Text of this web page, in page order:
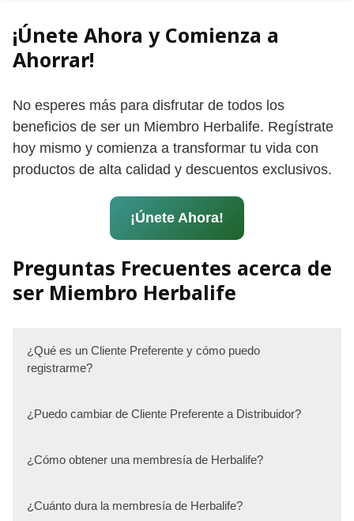
¡Únete Ahora y Comienza a
Ahorrar!
No esperes más para disfrutar de todos los
beneficios de ser un Miembro Herbalife. Regístrate
hoy mismo y comienza a transformar tu vida con
productos de alta calidad y descuentos exclusivos.
¡Únete Ahora!
Preguntas Frecuentes acerca de
ser Miembro Herbalife
¿Qué es un Cliente Preferente y cómo puedo
registrarme?
¿Puedo cambiar de Cliente Preferente a Distribuidor?
¿Cómo obtener una membresía de Herbalife?
¿Cuánto dura la membresía de Herbalife?